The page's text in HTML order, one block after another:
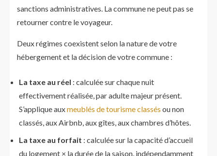
sanctions administratives. La commune ne peut pas se
retourner contre le voyageur.
Deux régimes coexistent selon la nature de votre
hébergement et la décision de votre commune :
La taxe au réel : calculée sur chaque nuit
effectivement réalisée, par adulte majeur présent.
S’applique auxmeublés de tourisme classés ou non
classés, aux Airbnb, aux gîtes, aux chambres d’hôtes.
La taxe au forfait : calculée sur la capacité d’accueil
du logement × la durée de la saison, indépendamment